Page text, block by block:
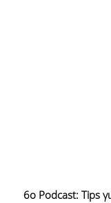
6o Podcast: Tips